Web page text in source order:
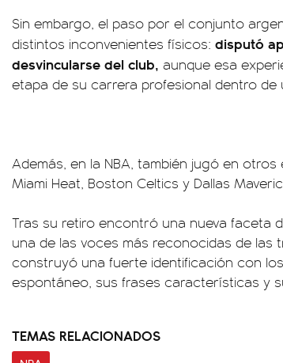
Sin embargo, el paso por el conjunto
distintos inconvenientes físicos: disputó
desvincularse del club, aunque esa
etapa de su carrera profesional dentro de
Además, en la NBA, también jugó en
Miami Heat, Boston Celtics y Dallas
Tras su retiro encontró una nueva faceta
una de las voces más reconocidas de las
construyó una fuerte identificación con
espontáneo, sus frases características y
TEMAS RELACIONADOS